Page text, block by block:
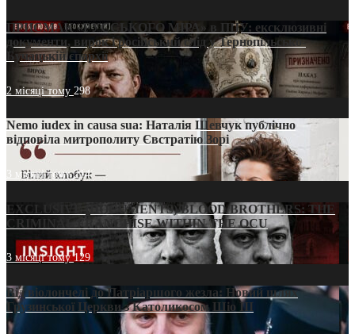
ПРИСМАК «РУССЬКОГО МІРА» в ПЦУ: ексклюзивні
документи, вирок і російський слід у Тернопільсько-
Бучацькій єпархії
2 місяці тому 298
Nemo iudex in causa sua: Наталія Шевчук публічно
відповіла митрополиту Євстратію Зорі
3 місяці тому214
EXCLUSIVE (DOCUMENTS)/BLOOD BROTHERS: THE
CRIMINAL FRANCHISE WITHIN THE OCU
3 місяці тому129
Від віолончелі до Патріаршого жезла: Новий шлях
Грузинської Церкви з Католикосом Шіо III